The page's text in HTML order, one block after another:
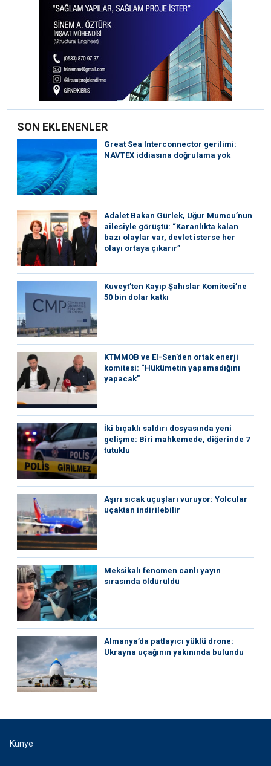
SON EKLENENLER
Great Sea Interconnector gerilimi:
NAVTEX iddiasına doğrulama yok
Adalet Bakan Gürlek, Uğur Mumcu’nun
ailesiyle görüştü: “Karanlıkta kalan
bazı olaylar var, devlet isterse her
olayı ortaya çıkarır”
Kuveyt’ten Kayıp Şahıslar Komitesi’ne
50 bin dolar katkı
KTMMOB ve El-Sen’den ortak enerji
komitesi: “Hükümetin yapamadığını
yapacak”
İki bıçaklı saldırı dosyasında yeni
gelişme: Biri mahkemede, diğerinde 7
tutuklu
Aşırı sıcak uçuşları vuruyor: Yolcular
uçaktan indirilebilir
Meksikalı fenomen canlı yayın
sırasında öldürüldü
Almanya’da patlayıcı yüklü drone:
Ukrayna uçağının yakınında bulundu
Künye